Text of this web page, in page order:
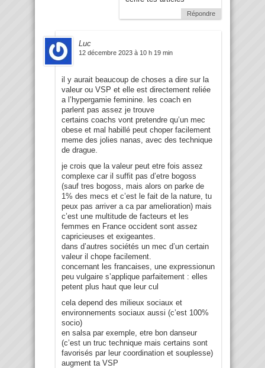
Répondre
Luc
12 décembre 2023 à 10 h 19 min
il y aurait beaucoup de choses a dire sur la
valeur ou VSP et elle est directement reliée
a l’hypergamie feminine. les coach en
parlent pas assez je trouve
certains coachs vont pretendre qu’un mec
obese et mal habillé peut choper facilement
meme des jolies nanas, avec des technique
de drague.
je crois que la valeur peut etre fois assez
complexe car il suffit pas d’etre bogoss
(sauf tres bogoss, mais alors on parke de
1% des mecs et c’est le fait de la nature, tu
peux pas arriver a ca par amelioration) mais
c’est une multitude de facteurs et les
femmes en France occident sont assez
capricieuses et exigeantes.
dans d’autres sociétés un mec d’un certain
valeur il chope facilement.
concernant les francaises, une expressionun
peu vulgaire s’applique parfaitement : elles
petent plus haut que leur cul
cela depend des milieux sociaux et
environnements sociaux aussi (c’est 100%
socio)
en salsa par exemple, etre bon danseur
(c’est un truc technique mais certains sont
favorisés par leur coordination et souplesse)
augment ta VSP